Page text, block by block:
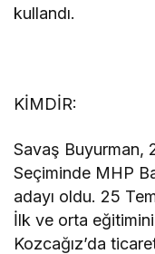
kullandı.
KİMDİR:
Savaş Buyurman,
Seçiminde MHP
adayı oldu. 25
İlk ve orta eğitimini
Kozcağız’da